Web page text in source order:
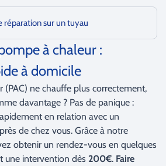
réparation sur un tuyau
à chaleur :
à domicile
(PAC) ne chauffe plus correctement,
davantage ? Pas de panique :
en relation avec un
près de chez vous. Grâce à notre
obtenir un rendez-vous en quelques
une intervention dès 200€. Faire